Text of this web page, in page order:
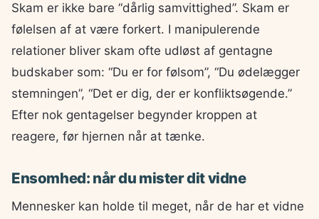
Skam er ikke bare “dårlig samvittighed”. Skam er
følelsen af at være forkert. I manipulerende
relationer bliver skam ofte udløst af gentagne
budskaber som: “Du er for følsom”, “Du ødelægger
stemningen”, “Det er dig, der er konfliktsøgende.”
Efter nok gentagelser begynder kroppen at
reagere, før hjernen når at tænke.
Ensomhed: når du mister dit vidne
Mennesker kan holde til meget, når de har et vidne